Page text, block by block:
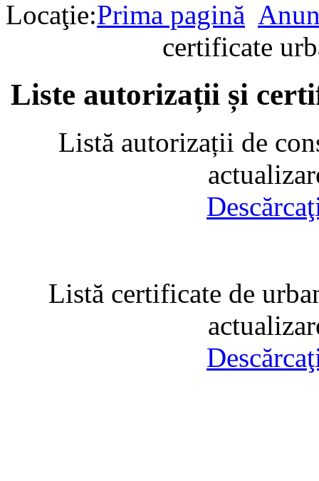
Locaţie:Prima pagină
certificate
Liste autorizații și
Listă autorizații de
Listă certificate de